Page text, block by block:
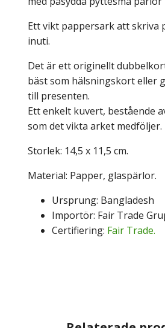
Ett vikt pappersark att skriva
inuti.
Det är ett originellt
bäst som hälsningskort eller
till presenten.
Ett enkelt kuvert, bestående
som det vikta arket medföljer.
Storlek: 14,5 x 11,5 cm.
Material: Papper, glaspärlor.
Ursprung: Bangladesh
Importör: Fair Trade
Certifiering: Fair Trade.